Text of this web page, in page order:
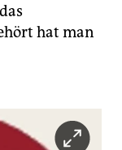
hat man